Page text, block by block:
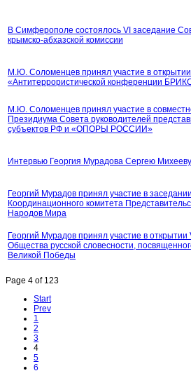
В Симферополе состоялось VI заседание
крымско-абхазской комиссии
М.Ю. Соломенцев принял участие в открытии
«Антитеррористической конференции
М.Ю. Соломенцев принял участие в
Президиума Совета руководителей
субъектов РФ и «ОПОРЫ РОССИИ»
Интервью Георгия Мурадова Сергею Михееву
Георгий Мурадов принял участие в заседании
Координационного комитета
Народов Мира
Георгий Мурадов принял участие в
Общества русской словесности,
Великой Победы
Page 4 of 123
Start
Prev
1
2
3
4
5
6